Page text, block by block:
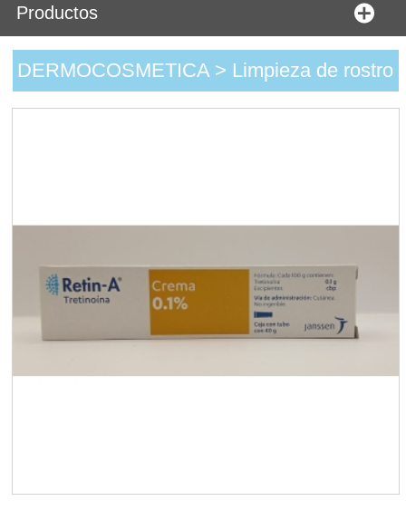
Productos
DERMOCOSMETICA > Limpieza de rostro